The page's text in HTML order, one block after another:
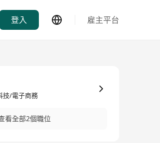
登入 雇主平台
技/電子商務
看全部2個職位